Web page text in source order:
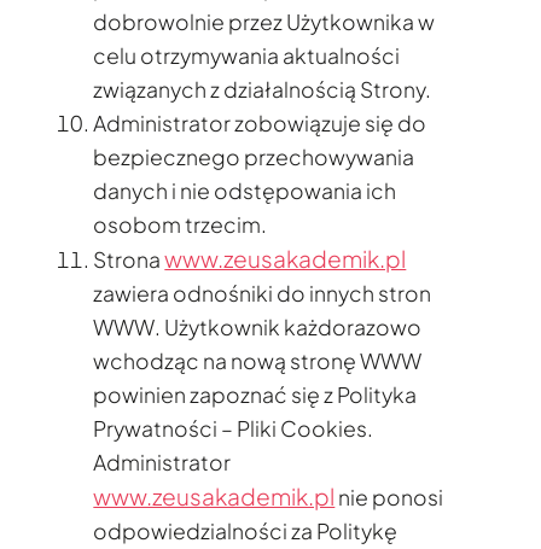
dobrowolnie przez Użytkownika w
celu otrzymywania aktualności
związanych z działalnością Strony.
Administrator zobowiązuje się do
bezpiecznego przechowywania
danych i nie odstępowania ich
osobom trzecim.
Stronawww.zeusakademik.pl
zawiera odnośniki do innych stron
WWW. Użytkownik każdorazowo
wchodząc na nową stronę WWW
powinien zapoznać się z Polityka
Prywatności – Pliki Cookies.
Administrator
www.zeusakademik.pl nie ponosi
odpowiedzialności za Politykę